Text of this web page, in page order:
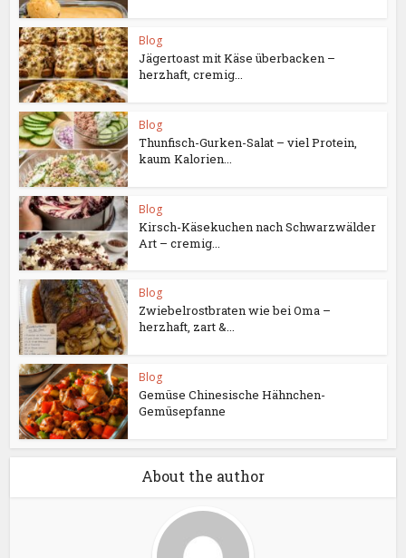
Blog
Jägertoast mit Käse überbacken –
herzhaft, cremig...
Blog
Thunfisch-Gurken-Salat – viel Protein,
kaum Kalorien...
Blog
Kirsch-Käsekuchen nach Schwarzwälder
Art – cremig...
Blog
Zwiebelrostbraten wie bei Oma –
herzhaft, zart &...
Blog
Gemüse Chinesische Hähnchen-
Gemüsepfanne
About the author